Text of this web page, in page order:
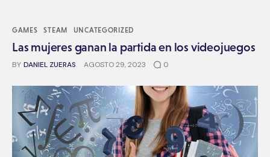
GAMES STEAM UNCATEGORIZED
Las mujeres ganan la partida en los videojuegos
BY DANIEL ZUERAS AGOSTO 29, 2023 0